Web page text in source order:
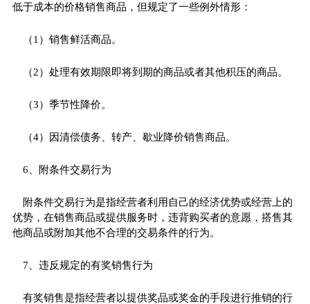
低于成本的价格销售商品，但规定了一些例外情形：
（1）销售鲜活商品。
（2）处理有效期限即将到期的商品或者其他积压的商品。
（3）季节性降价。
（4）因清偿债务、转产、歇业降价销售商品。
6、附条件交易行为
附条件交易行为是指经营者利用自己的经济优势或经营上的
优势，在销售商品或提供服务时，违背购买者的意愿，搭售其
他商品或附加其他不合理的交易条件的行为。
7、违反规定的有奖销售行为
有奖销售是指经营者以提供奖品或奖金的手段进行推销的行